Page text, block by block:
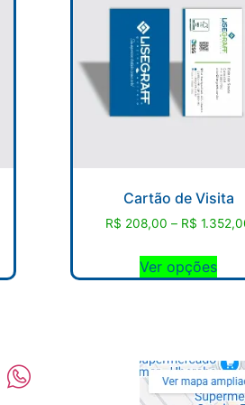
Cartão de Visita
R$ 208,00 – R$
Ver opções